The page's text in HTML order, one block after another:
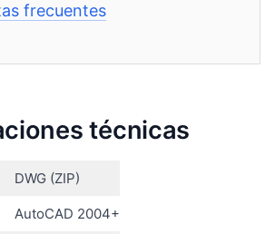
frecuentes
técnicas
DWG (ZIP)
AutoCAD 2004+